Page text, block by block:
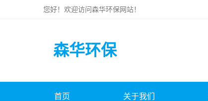
您好！欢迎访问森华环保网站！
森华环保
首页 关于我们